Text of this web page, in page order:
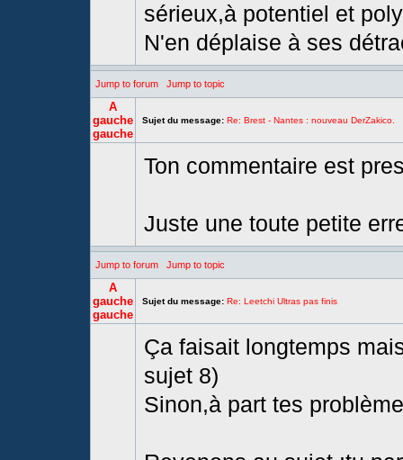
sérieux,à potentiel et
N'en déplaise à ses
Jump to forum Jump to topic
A
gauche
gauche
Sujet du message: Re: Brest - Nantes : nouveau DerZakico.
Ton commentaire est
Juste une toute petite
Jump to forum Jump to topic
A
gauche
gauche
Sujet du message: Re: Leetchi Ultras pas finis
Ça faisait longtemps
sujet 8)
Sinon,à part tes